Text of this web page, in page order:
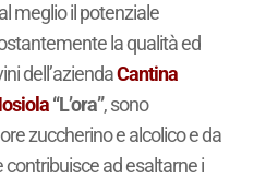
meglio il potenziale
la qualità ed
dell’aziendaCantina
“L’ora”, sono
zuccherino e alcolico e da
contribuisce ad esaltarne i